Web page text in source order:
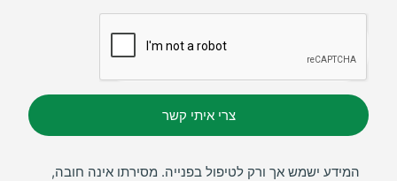
צרי איתי קשר
המידע ישמש אך ורק לטיפול בפנייה. מסירתו אינה חובה,